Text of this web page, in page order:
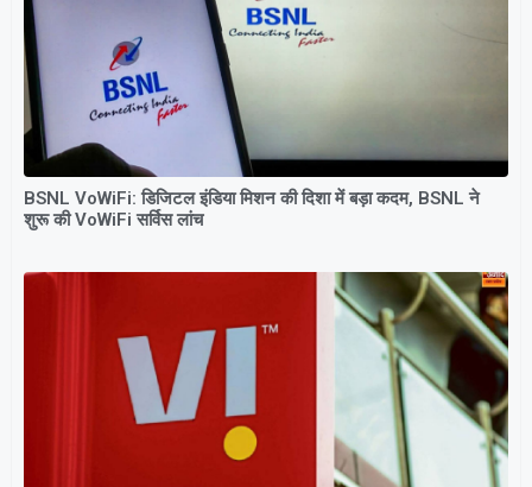
BSNL VoWiFi: डिजिटल इंडिया मिशन की दिशा में बड़ा कदम, BSNL ने
शुरू की VoWiFi सर्विस लांच